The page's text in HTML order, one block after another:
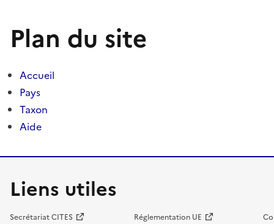
Plan du site
Accueil
Pays
Taxon
Aide
Liens utiles
Secrétariat CITES Réglementation UE